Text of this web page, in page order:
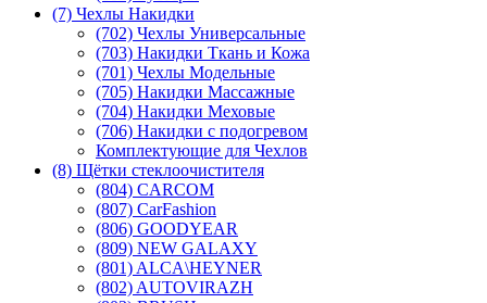
(7) Чехлы Накидки
(702) Чехлы Универсальные
(703) Накидки Ткань и Кожа
(701) Чехлы Модельные
(705) Накидки Массажные
(704) Накидки Меховые
(706) Накидки с подогревом
Комплектующие для Чехлов
(8) Щётки стеклоочистителя
(804) CARCOM
(807) CarFashion
(806) GOODYEAR
(809) NEW GALAXY
(801) ALCA\HEYNER
(802) AUTOVIRAZH